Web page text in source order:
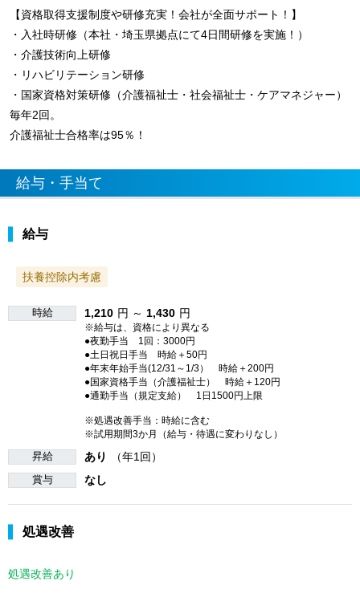
【資格取得支援制度や研修充実！会社が全面サポート！】
・入社時研修（本社・埼玉県拠点にて4日間研修を実施！）
・介護技術向上研修
・リハビリテーション研修
・国家資格対策研修（介護福祉士・社会福祉士・ケアマネジャー）
毎年2回。
介護福祉士合格率は95％！
給与・手当て
給与
扶養控除内考慮
時給 1,210 円 ～ 1,430 円
※給与は、資格により異なる
●夜勤手当 1回：3000円
●土日祝日手当 時給＋50円
●年末年始手当(12/31～1/3） 時給＋200円
●国家資格手当（介護福祉士） 時給＋120円
●通勤手当（規定支給） 1日1500円上限
※処遇改善手当：時給に含む
※試用期間3か月（給与・待遇に変わりなし）
昇給 あり （年1回）
賞与 なし
処遇改善
処遇改善あり